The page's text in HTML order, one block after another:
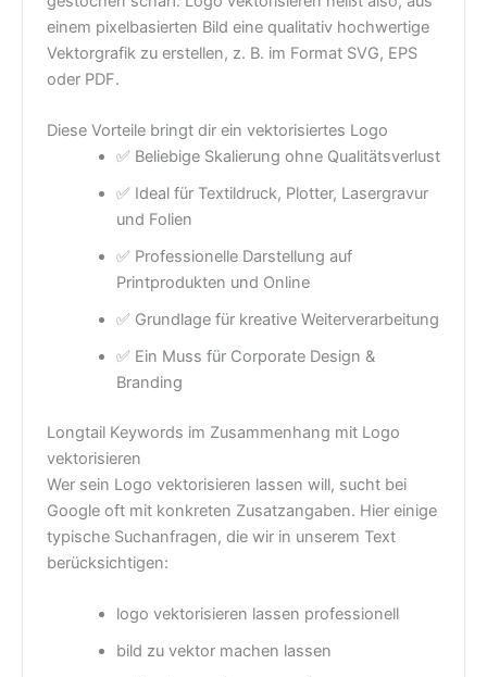
einem pixelbasierten Bild eine qualitativ hochwertige
Vektorgrafik zu erstellen, z. B. im Format SVG, EPS
oder PDF.
Diese Vorteile bringt dir ein vektorisiertes Logo
✅ Beliebige Skalierung ohne Qualitätsverlust
✅ Ideal für Textildruck, Plotter, Lasergravur
und Folien
✅ Professionelle Darstellung auf
Printprodukten und Online
✅ Grundlage für kreative Weiterverarbeitung
✅ Ein Muss für Corporate Design &
Branding
Longtail Keywords im Zusammenhang mit Logo
vektorisieren
Wer sein Logo vektorisieren lassen will, sucht bei
Google oft mit konkreten Zusatzangaben. Hier einige
typische Suchanfragen, die wir in unserem Text
berücksichtigen:
logo vektorisieren lassen professionell
bild zu vektor machen lassen